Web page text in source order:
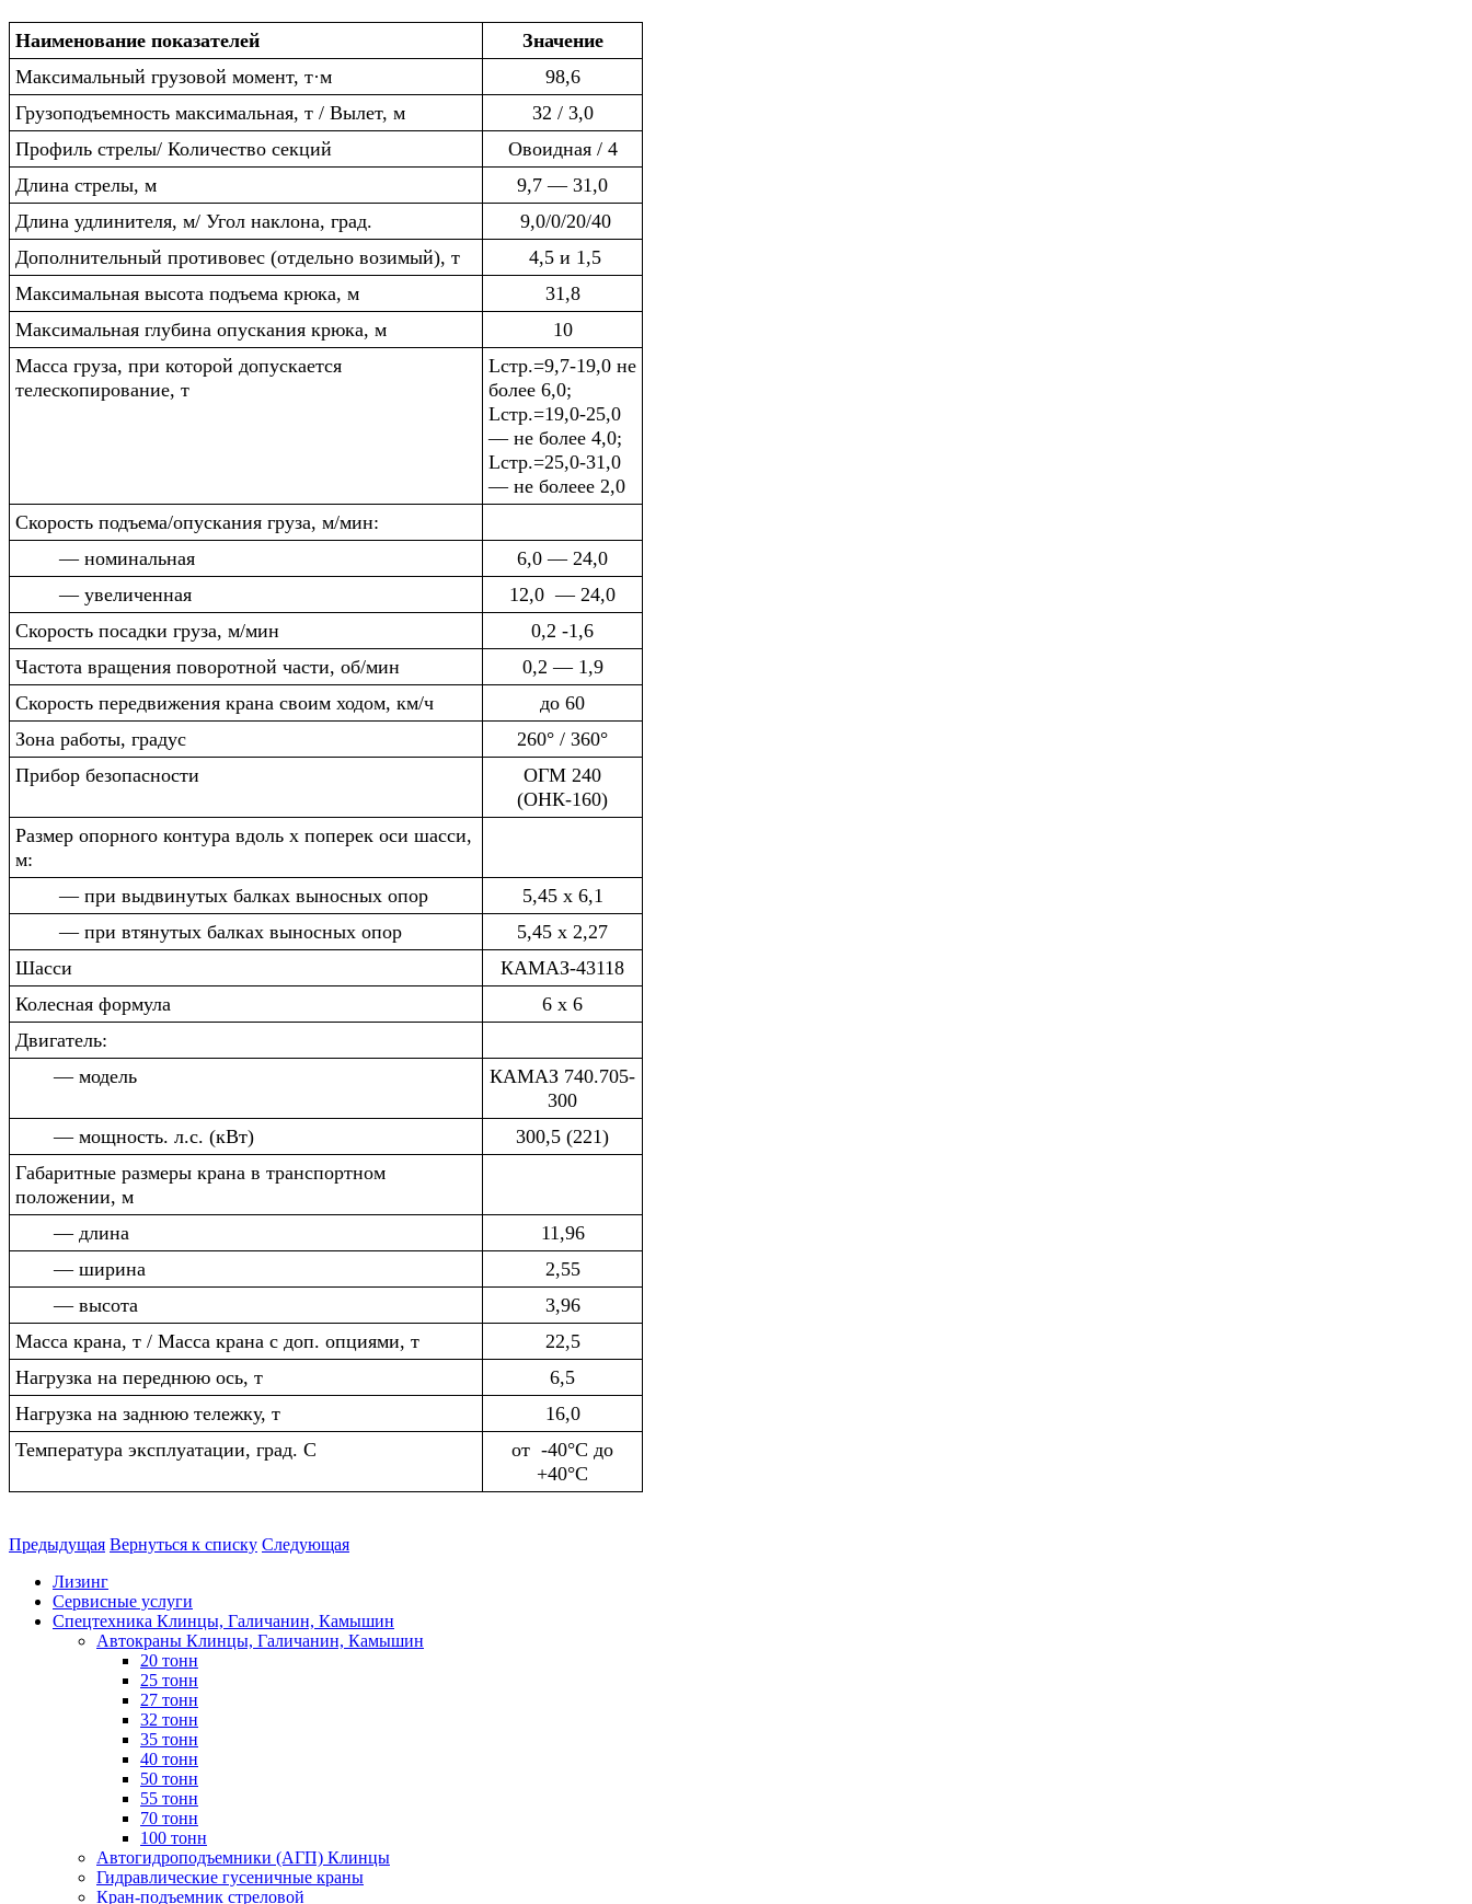
Наименование показателей
Значение
Максимальный грузовой момент, т·м
98,6
Грузоподъемность максимальная, т / Вылет, м
32 / 3,0
Профиль стрелы/ Количество секций
Овоидная / 4
Длина стрелы, м
9,7 — 31,0
Длина удлинителя, м/ Угол наклона, град.
9,0/0/20/40
Дополнительный противовес (отдельно возимый), т
4,5 и 1,5
Максимальная высота подъема крюка, м
31,8
Максимальная глубина опускания крюка, м
10
Масса груза, при которой допускается
телескопирование, т
Lстр.=9,7-19,0 не
более 6,0;
Lстр.=19,0-25,0
— не более 4,0;
Lстр.=25,0-31,0
— не болеее 2,0
Скорость подъема/опускания груза, м/мин:
— номинальная
6,0 — 24,0
— увеличенная
12,0 — 24,0
Скорость посадки груза, м/мин
0,2 -1,6
Частота вращения поворотной части, об/мин
0,2 — 1,9
Скорость передвижения крана своим ходом, км/ч
до 60
Зона работы, градус
260° / 360°
Прибор безопасности
ОГМ 240
(ОНК-160)
Размер опорного контура вдоль х поперек оси шасси,
м:
— при выдвинутых балках выносных опор
5,45 х 6,1
— при втянутых балках выносных опор
5,45 х 2,27
Шасси
КАМАЗ-43118
Колесная формула
6 х 6
Двигатель:
— модель
КАМАЗ 740.705-
300
— мощность. л.с. (кВт)
300,5 (221)
Габаритные размеры крана в транспортном
положении, м
— длина
11,96
— ширина
2,55
— высота
3,96
Масса крана, т / Масса крана с доп. опциями, т
22,5
Нагрузка на переднюю ось, т
6,5
Нагрузка на заднюю тележку, т
16,0
Температура эксплуатации, град. С
от -40°С до
+40°С
Предыдущая Вернуться к списку Следующая
Лизинг
Сервисные услуги
Спецтехника Клинцы, Галичанин, Камышин
Автокраны Клинцы, Галичанин, Камышин
20 тонн
25 тонн
27 тонн
32 тонн
35 тонн
40 тонн
50 тонн
55 тонн
70 тонн
100 тонн
Автогидроподъемники (АГП) Клинцы
Гидравлические гусеничные краны
Кран-подъемник стреловой